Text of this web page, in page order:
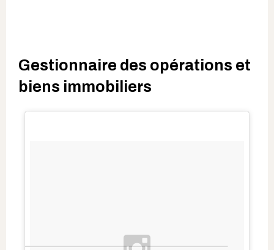
Gestionnaire des opérations et
biens immobiliers